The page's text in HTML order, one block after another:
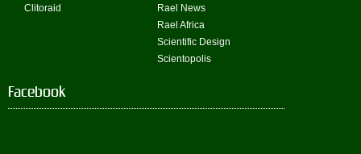
Clitoraid
Rael News
Rael Africa
Scientific Design
Scientopolis
Facebook